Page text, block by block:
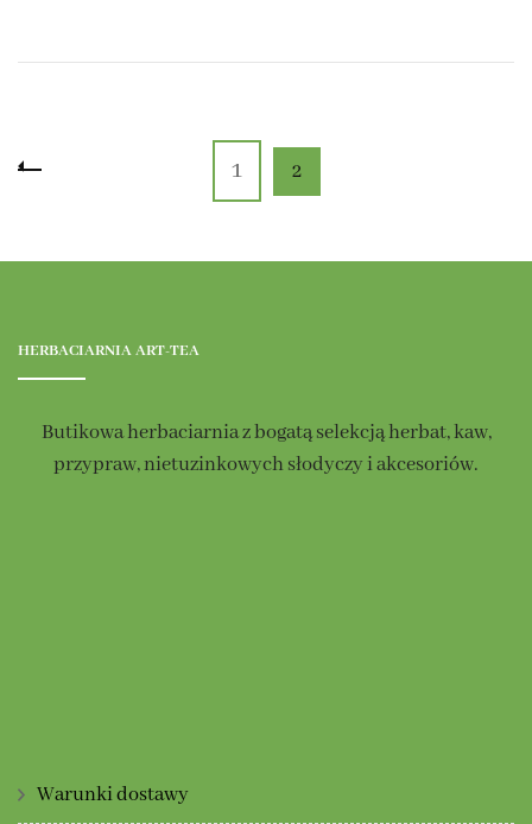
Stronicowanie
Page
1 Page
2
HERBACIARNIA ART-TEA
Butikowa herbaciarnia z bogatą selekcją herbat, kaw,
przypraw, nietuzinkowych słodyczy i akcesoriów.
Warunki dostawy